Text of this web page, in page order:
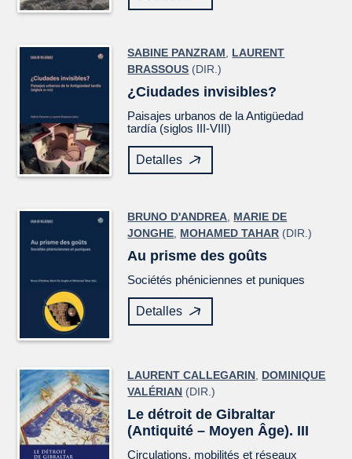
SABINE PANZRAM, LAURENT
BRASSOUS (DIR.)
¿Ciudades invisibles?
Paisajes urbanos de la Antigüedad
tardía (siglos III-VIII)
Detalles
BRUNO D'ANDREA, MARIE DE
JONGHE, MOHAMED TAHAR (DIR.)
Au prisme des goûts
Sociétés phéniciennes et puniques
Detalles
LAURENT CALLEGARIN DOMINIQUE
VALÉRIAN (DIR.)
Le détroit de Gibraltar
(Antiquité – Moyen Âge). III
Circulations, mobilités et réseaux